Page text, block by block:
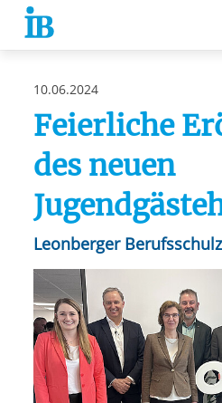
Springe zum Inhalt
10.06.2024
Feierliche
des neuen
Leonberger